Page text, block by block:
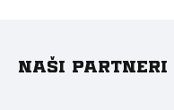
Naši partneri